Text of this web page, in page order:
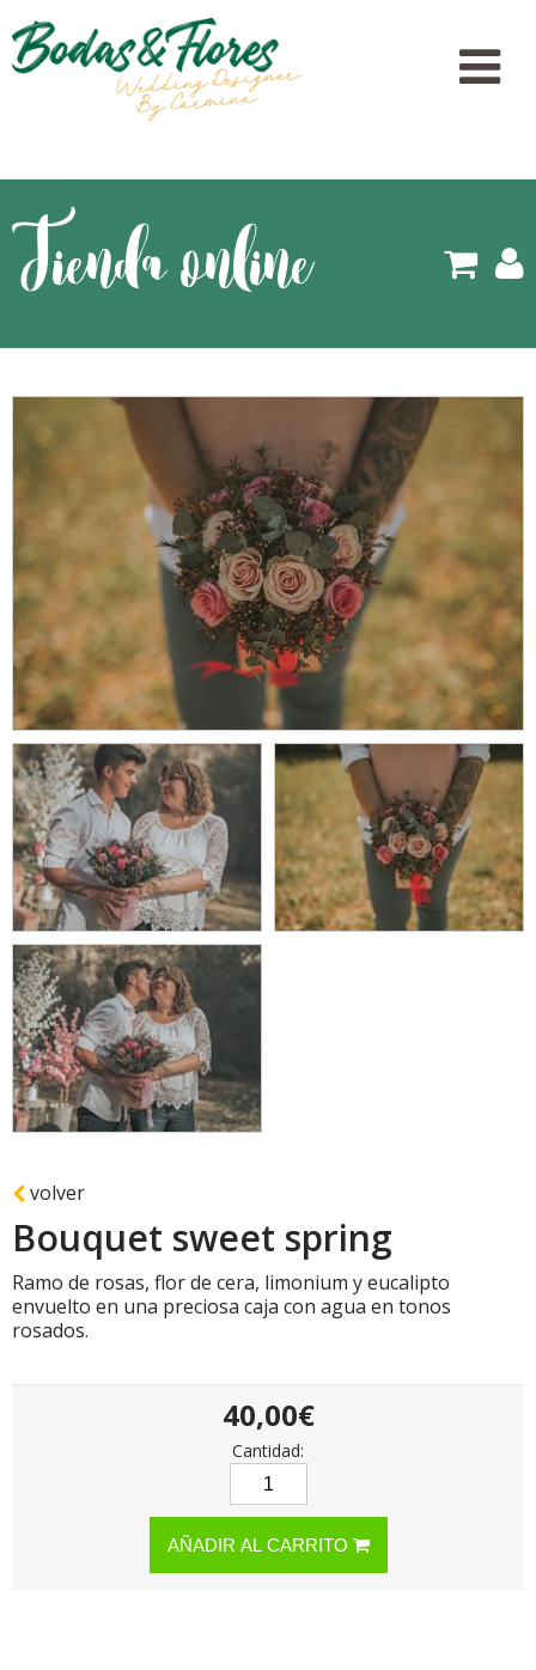
Tienda online
volver
Bouquet sweet spring
Ramo de rosas, flor de cera, limonium y eucalipto
envuelto en una preciosa caja con agua en tonos
rosados.
40,00€
Cantidad:
AÑADIR AL CARRITO